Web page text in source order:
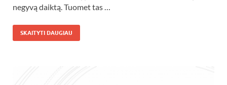
negyvą daiktą. Tuomet tas …
SKAITYTI DAUGIAU